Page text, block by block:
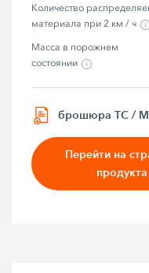
Количество
материала при 2 км / ч
Масса в порожнем
состоянии
брошюра TC /
Перейти на
продукта